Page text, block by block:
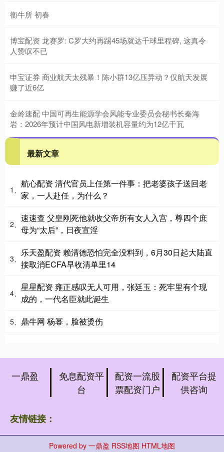
衡牛所 初春
博宝配资 龙赛罗: C罗大约再踢45场就达千球里程碑, 这真令
人赞叹不已
申宝证券 商业航天太残暴！陈小群13亿压异动？仅航天发展
赚了近6亿
金岭速配 中国可再生能源学会风能专业委员会秘书长秦海
岩：2026年预计中国风电新增装机容量约为12亿千瓦
最新文章
1、
航心配资 清代官员上任第一件事：把老婆孩子送回老
家，一人赴任，为什么？
2、
速速查 父皇刚死他就收父帝所有女人入宫，尊四个庶
母为“太后”，日夜宣淫
3、
乐天盈配资 赖清德恐怕完全没料到，6月30日起大陆直
接取消ECFA早收清单里14
4、
星星配资 雍正感叹无人可用，张廷玉：死牢里有个现
成的，一代名臣就此诞生
5、 鼎牛网 杨幂，脸被烫伤
一鼎盈
免息配资平
台
配资一流股
票配资门户
配资平台提
供咨询
友情链接：
Powered by 一鼎盈 RSS地图 HTML地图